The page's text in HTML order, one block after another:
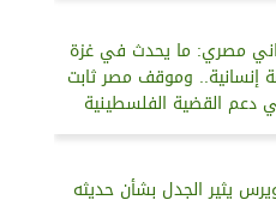
مصري: ما يحدث في غزة
إنسانية.. وموقف مصر ثابت
دعم القضية الفلسطينية
يثير الجدل بشأن حديثه